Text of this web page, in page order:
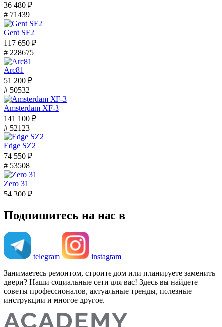
36 480 ₽
# 71439
Gent SF2
117 650 ₽
# 228675
Arc81
51 200 ₽
# 50532
Amsterdam XF-3
141 100 ₽
# 52123
Edge SZ2
74 550 ₽
# 53508
Zero 31
54 300 ₽
Подпишитесь на нас в
telegram
instagram
Занимаетесь ремонтом, строите дом или планируете заменить
двери? Наши социальные сети для вас! Здесь вы найдете
советы профессионалов, актуальные тренды, полезные
инструкции и многое другое.